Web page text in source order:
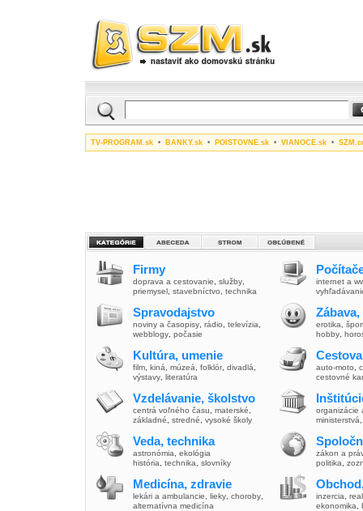
TV-PROGRAM.sk • BANKY.sk • POISTOVNE.sk • VIANOCE.sk •
Firmy
doprava a cestovanie služby
priemysel stavebníctvo technika
Spravodajstvo
noviny a časopisy rádio televízia
webblogy počasie
Kultúra, umenie
film kiná múzeá folklór, divadlá
výstavy literatúra
Vzdelávanie, školstvo
centrá voľného času materské
základné
stredné vysoké školy
Veda, technika
astronómia
ekológia
história
technika slovníky
Medicína, zdravie
lekári a ambulancie lieky choroby
alternatívna medicína
internet a
erotika
hobby
auto-moto
cestovné
organizácie
ministerstvá
zákon a
politika
inzercia
ekonomika